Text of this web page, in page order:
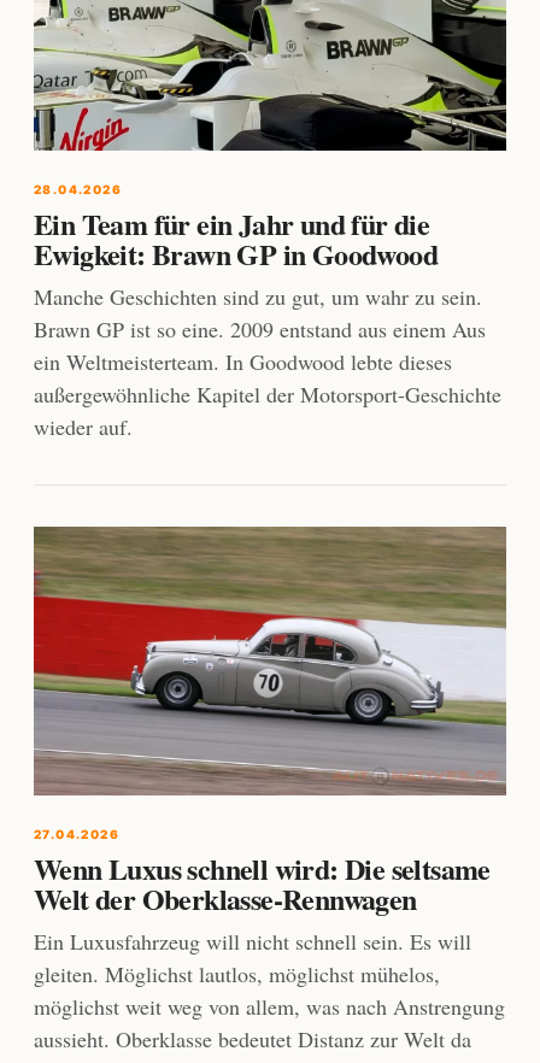
28.04.2026
Ein Team für ein Jahr und für die
Ewigkeit: Brawn GP in Goodwood
Manche Geschichten sind zu gut, um wahr zu sein.
Brawn GP ist so eine. 2009 entstand aus einem Aus
ein Weltmeisterteam. In Goodwood lebte dieses
außergewöhnliche Kapitel der Motorsport-Geschichte
wieder auf.
27.04.2026
Wenn Luxus schnell wird: Die seltsame
Welt der Oberklasse-Rennwagen
Ein Luxusfahrzeug will nicht schnell sein. Es will
gleiten. Möglichst lautlos, möglichst mühelos,
möglichst weit weg von allem, was nach Anstrengung
aussieht. Oberklasse bedeutet Distanz zur Welt da